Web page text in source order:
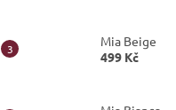
Mia Beige
499 Kč